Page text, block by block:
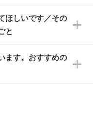
がデータに不備
確認してから印
さい。
式ですが、
ご利用いただけ
どうか、担当ス
。
ッフ宛にメール
ほしいです／その
と
担当スタッフが
にご相談くださ
ます。おすすめの
ッフがお客様の